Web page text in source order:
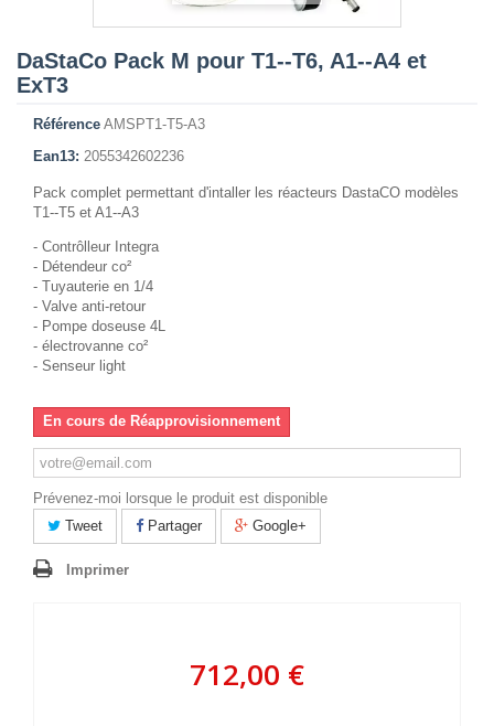
DaStaCo Pack M pour T1--T6, A1--A4 et
ExT3
Référence AMSPT1-T5-A3
Ean13: 2055342602236
Pack complet permettant d'intaller les réacteurs DastaCO modèles
T1--T5 et A1--A3
- Contrôlleur Integra
- Détendeur co²
- Tuyauterie en 1/4
- Valve anti-retour
- Pompe doseuse 4L
- électrovanne co²
- Senseur light
En cours de Réapprovisionnement
Prévenez-moi lorsque le produit est disponible
Tweet
Partager Google+
Imprimer
712,00 €